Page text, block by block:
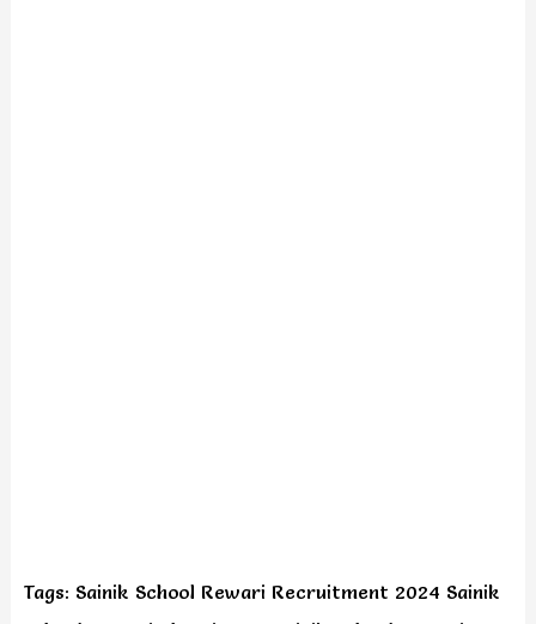
Tags: Sainik School Rewari Recruitment 2024 Sainik